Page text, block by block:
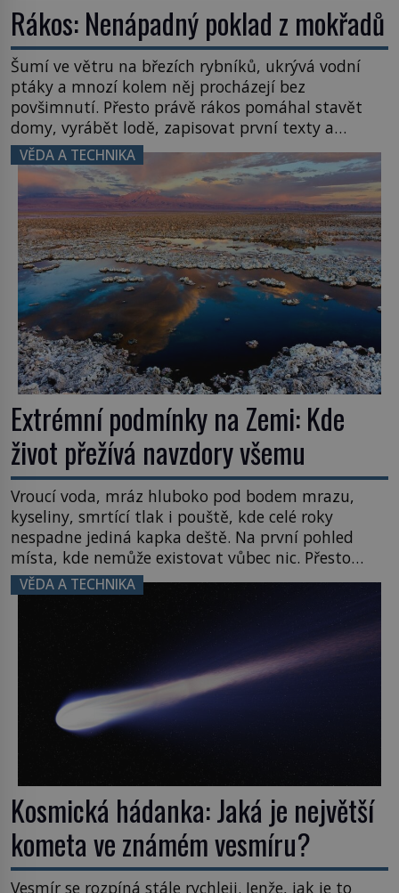
Rákos: Nenápadný poklad z mokřadů
Šumí ve větru na březích rybníků, ukrývá vodní
ptáky a mnozí kolem něj procházejí bez
povšimnutí. Přesto právě rákos pomáhal stavět
domy, vyrábět lodě, zapisovat první texty a
inspiroval řadu pověstí. Tato skromná, ale
užitečná rostlina provází člověka už tisíce let.
Většina lidí vnímá rákos jen jako obyčejnou kulisu
letního koupání. Stačí se však podívat […]
VĚDA A TECHNIKA
Extrémní podmínky na Zemi: Kde
život přežívá navzdory všemu
Vroucí voda, mráz hluboko pod bodem mrazu,
kyseliny, smrtící tlak i pouště, kde celé roky
nespadne jediná kapka deště. Na první pohled
místa, kde nemůže existovat vůbec nic. Přesto
právě tady vědci objevují organismy, které
posouvají hranice života. Každý nový nález mění
naše představy o tom, co všechno dokáže příroda a
napovídá, kde bychom jednou […]
VĚDA A TECHNIKA
Kosmická hádanka: Jaká je největší
kometa ve známém vesmíru?
Vesmír se rozpíná stále rychleji. Jenže, jak je to